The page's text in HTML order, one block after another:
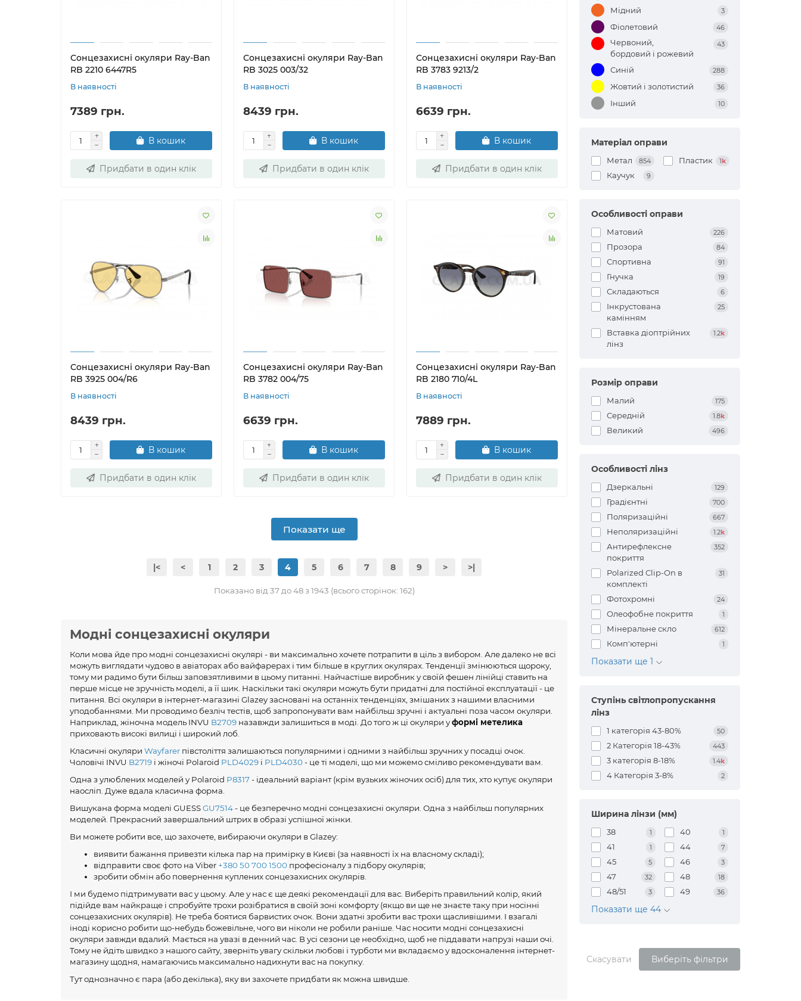
Сонцезахисні окуляри Ray-Ban
RB 2210 6447R5
В наявності
7389 грн.
В кошик
Придбати в один клік
Сонцезахисні окуляри Ray-Ban
RB 3025 003/32
В наявності
8439 грн.
В кошик
Придбати в один клік
Сонцезахисні окуляри Ray-Ban
RB 3783 9213/2
В наявності
6639 грн.
В кошик
Придбати в один клік
Сонцезахисні окуляри Ray-Ban
RB 3925 004/R6
В наявності
8439 грн.
В кошик
Придбати в один клік
Сонцезахисні окуляри Ray-Ban
RB 3782 004/75
В наявності
6639 грн.
В кошик
Придбати в один клік
Сонцезахисні окуляри Ray-Ban
RB 2180 710/4L
В наявності
7889 грн.
В кошик
Придбати в один клік
Показати ще
|< < 1 2 3 4 5 6 7 8 9 > >|
Показано від 37 до 48 з 1943 (всього сторінок: 162)
Модні сонцезахисні окуляри
Коли мова йде про модні сонцезахисні окулярі - ви максимально хочете потрапити в ціль з вибором. Але далеко не всі
можуть виглядати чудово в авіаторах або вайфарерах і тим більше в круглих окулярах. Тенденції змінюються щороку,
тому ми радимо бути більш заповзятливими в цьому питанні. Найчастіше виробник у своїй фешен лінійці ставить на
перше місце не зручність моделі, а її шик. Наскільки такі окуляри можуть бути придатні для постійної експлуатації - це
питання. Всі окуляри в інтернет-магазині Glazey засновані на останніх тенденціях, змішаних з нашими власними
уподобаннями. Ми проводимо безліч тестів, щоб запропонувати вам найбільш зручні і актуальні поза часом окуляри.
Наприклад, жіночна модель INVU B2709 назавжди залишиться в моді. До того ж ці окуляри уформі метелика
приховають високі вилиці і широкий лоб.
Класичні окуляри Wayfarer півстоліття залишаються популярними і одними з найбільш зручних у посадці очок.
Чоловічі INVU B2719 і жіночі Polaroid PLD4029 і PLD4030 - це ті моделі, що ми можемо сміливо рекомендувати вам.
Одна з улюблених моделей у Polaroid P8317- ідеальний варіант (крім вузьких жіночих осіб) для тих, хто купує окуляри
наосліп. Дуже вдала класична форма.
Вишукана форма моделі GUESSGU7514- це безперечно модні сонцезахисні окуляри. Одна з найбільш популярних
моделей. Прекрасний завершальний штрих в образі успішної жінки.
Ви можете робити все, що захочете, вибираючи окуляри в Glazey:
виявити бажання привезти кілька пар на примірку в Києві (за наявності їх на власному складі);
відправити своє фото на Viber +380 50 700 1500 професіоналу з підбору окулярів;
зробити обмін або повернення куплених сонцезахисних окулярів.
І ми будемо підтримувати вас у цьому. Але у нас є ще деякі рекомендації для вас. Виберіть правильний колір, який
підійде вам найкраще і спробуйте трохи розібратися в своїй зоні комфорту (якщо ви ще не знаєте таку при носінні
сонцезахисних окулярів). Не треба боятися барвистих очок. Вони здатні зробити вас трохи щасливішими. І взагалі
іноді корисно робити що-небудь божевільне, чого ви ніколи не робили раніше. Час носити модні сонцезахисні
окуляри завжди вдалий. Мається на увазі в денний час. В усі сезони це необхідно, щоб не піддавати напрузі наши очі.
Тому не йдіть швидко з нашого сайту, зверніть увагу скільки любові і турботи ми вкладаємо у вдосконалення інтернет-
магазину щодня, намагаючись максимально надихнути вас на покупку.
Тут однозначно є пара (або декілька), яку ви захочете придбати як можна швидше.
Мідний 3
Фіолетовий 46
Червоний,
бордовий і рожевий
43
Синій 288
Жовтий і золотистий 36
Інший 10
Матеріал оправи
Метал 854 Пластик 1k
Каучук 9
Особливості оправи
Матовий 226
Прозора 84
Спортивна 91
Гнучка 19
Складаються 6
Інкрустована
камінням
25
Вставка діоптрійних
лінз
1.2k
Розмір оправи
Малий 175
Середній 1.8k
Великий 496
Особливості лінз
Дзеркальні 129
Градієнтні 700
Поляризаційні 667
Неполяризаційні 1.2k
Антирефлексне
покриття
352
Polarized Clip-On в
комплекті
31
Фотохромні 24
Олеофобне покриття 1
Мінеральне скло 612
Комп'ютерні 1
Показати ще 1
Ступінь світлопропускання
лінз
1 категорія 43-80% 50
2 Категорія 18-43% 443
3 категорія 8-18% 1.4k
4 Категорія 3-8% 2
Ширина лінзи (мм)
38 1 40 1
41 1 44 7
45 5 46 3
47 32 48 18
48/51 3 49 36
Показати ще 44
Скасувати Виберіть фільтри